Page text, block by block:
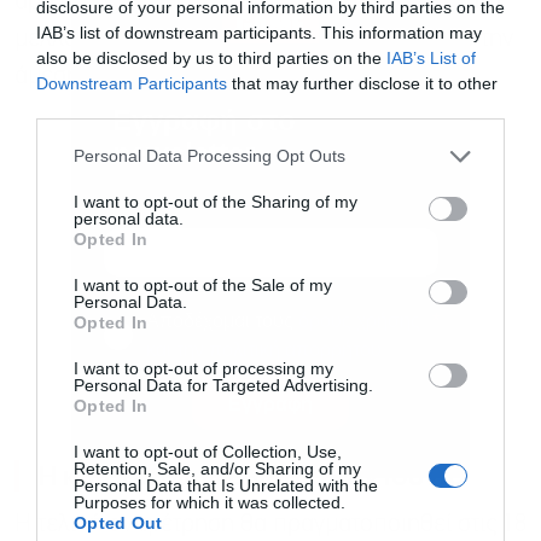
disclosure of your personal information by third parties on the
IAB’s list of downstream participants. This information may
also be disclosed by us to third parties on the IAB’s List of
Downstream Participants that may further disclose it to other
Personal Data Processing Opt Outs
I want to opt-out of the Sharing of my
personal data.
Opted In
I want to opt-out of the Sale of my
Personal Data.
Opted In
I want to opt-out of processing my
Personal Data for Targeted Advertising.
Opted In
I want to opt-out of Collection, Use,
Retention, Sale, and/or Sharing of my
Personal Data that Is Unrelated with the
Purposes for which it was collected.
Opted Out
μελλοντικής διακυβέρνησης, αλλά μόνο από την
άμεση ρευστοποίηση της επένδυσής τους.
Η κρίσιμη ψηφοφορία τον Ιούνιο
Η τελική αναμέτρηση θα πραγματοποιηθεί στις 18
Εγγραφή στο
newsletter
Αποδέχομαι τους